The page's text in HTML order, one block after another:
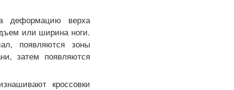
деформацию верха
или ширина ноги.
появляются зоны
затем появляются
кроссовки